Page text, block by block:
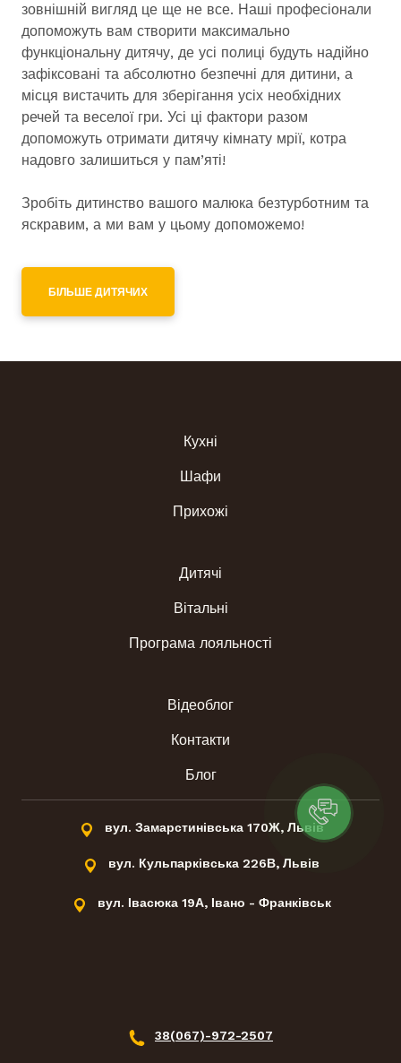
зовнішній вигляд це ще не все. Наші професіонали
допоможуть вам створити максимально
функціональну дитячу, де усі полиці будуть надійно
зафіксовані та абсолютно безпечні для дитини, а
місця вистачить для зберігання усіх необхідних
речей та веселої гри. Усі ці фактори разом
допоможуть отримати дитячу кімнату мрії, котра
надовго залишиться у пам’яті!
Зробіть дитинство вашого малюка безтурботним та
яскравим, а ми вам у цьому допоможемо!
БІЛЬШЕ ДИТЯЧИХ
Кухні
Шафи
Дитячі
Вітальні
Відеоблог
Контакти
Блог
вул. Замарстинівська 170Ж, Львів